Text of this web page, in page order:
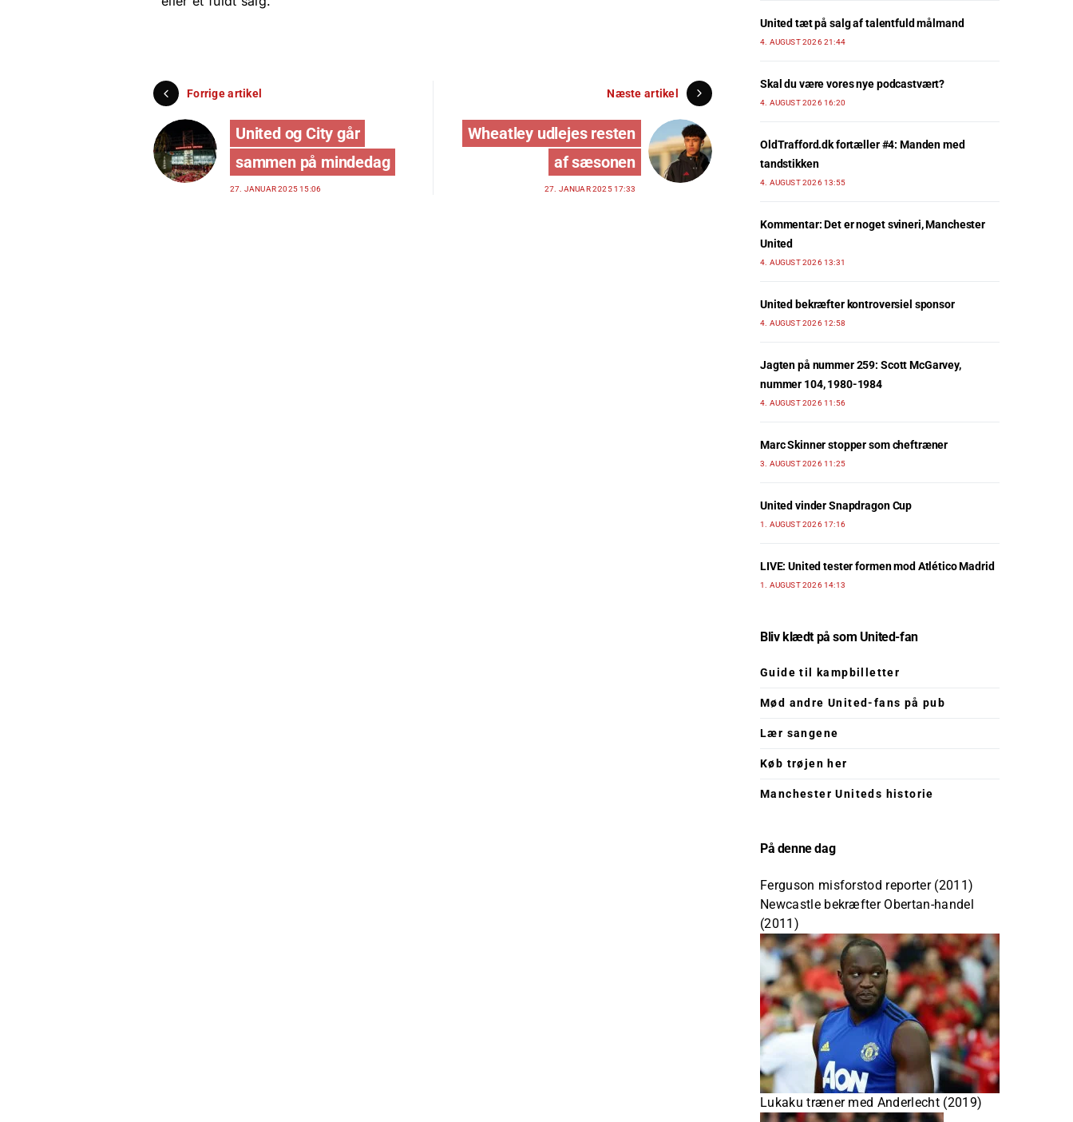
Forrige artikel
United og City går
sammen på mindedag
27. JANUAR 2025 15:06
Næste artikel
Wheatley udlejes resten
af sæsonen
27. JANUAR 2025 17:33
United tæt på salg af talentfuld målmand
4. AUGUST 2026 21:44
Skal du være vores nye podcastvært?
4. AUGUST 2026 16:20
OldTrafford.dk fortæller #4: Manden med
tandstikken
4. AUGUST 2026 13:55
Kommentar: Det er noget svineri, Manchester
United
4. AUGUST 2026 13:31
United bekræfter kontroversiel sponsor
4. AUGUST 2026 12:58
Jagten på nummer 259: Scott McGarvey,
nummer 104, 1980-1984
4. AUGUST 2026 11:56
Marc Skinner stopper som cheftræner
3. AUGUST 2026 11:25
United vinder Snapdragon Cup
1. AUGUST 2026 17:16
LIVE: United tester formen mod Atlético Madrid
1. AUGUST 2026 14:13
Bliv klædt på som United-fan
Guide til kampbilletter
Mød andre United-fans på pub
Lær sangene
Køb trøjen her
Manchester Uniteds historie
På denne dag
Ferguson misforstod reporter (2011)
Newcastle bekræfter Obertan-handel
(2011)
Lukaku træner med Anderlecht (2019)